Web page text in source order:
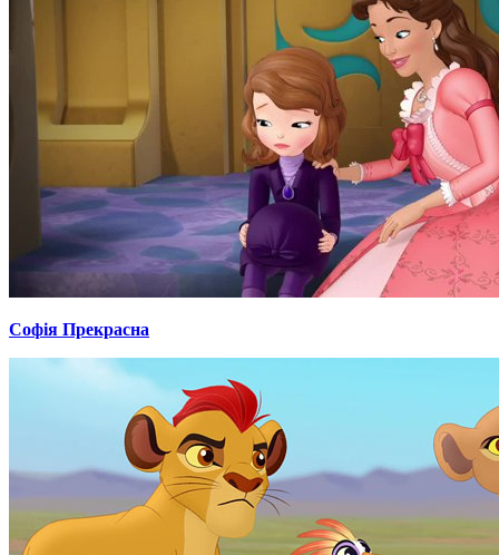
Софія Прекрасна